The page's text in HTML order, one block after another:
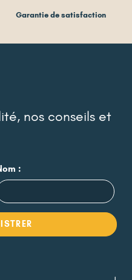
Garantie de satisfaction
nos conseils et
: